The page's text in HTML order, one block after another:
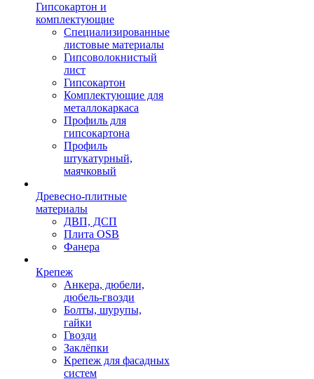
Гипсокартон и
комплектующие
Специализированные
листовые материалы
Гипсоволокнистый
лист
Гипсокартон
Комплектующие для
металлокаркаса
Профиль для
гипсокартона
Профиль
штукатурный,
маячковый
Древесно-плитные
материалы
ДВП, ДСП
Плита OSB
Фанера
Крепеж
Анкера, дюбели,
дюбель-гвозди
Болты, шурупы,
гайки
Гвозди
Заклёпки
Крепеж для фасадных
систем